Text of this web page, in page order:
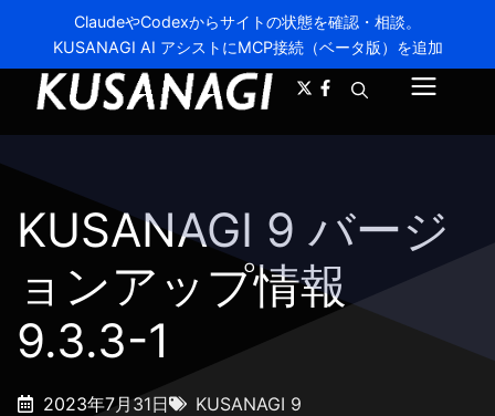
ClaudeやCodexからサイトの状態を確認・相談。
KUSANAGI AI アシストにMCP接続（ベータ版）を追加
ニ
ー
KUSANAGI 9 バージ
ョンアップ情報
9.3.3-1
2023年7月31日 KUSANAGI 9
A- A+